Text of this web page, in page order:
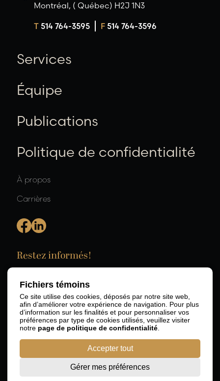
Montréal, ( Québec) H2J 1N3
T514 764-3595 F514 764-3596
Services
Équipe
Publications
Politique de confidentialité
À propos
Carrières
Restez informés!
© 2026 RBD Avocats SENCRL.
Fichiers témoins
Ce site utilise des cookies, déposés par notre site web,
afin d’améliorer votre expérience de navigation. Pour plus
d’information sur les finalités et pour personnaliser vos
préférences par type de cookies utilisés, veuillez visiter
notre page de politique de confidentialité
Accepter tout
Gérer mes préférences